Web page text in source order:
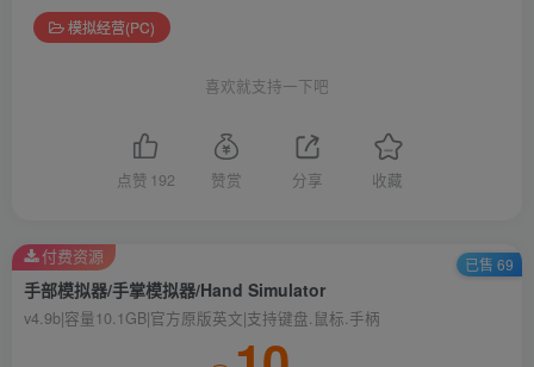
模拟经营(PC)
喜欢就支持一下吧
点赞 192 赞赏 分享 收藏
手部模拟器/手掌模拟器/Hand Simulator
v4.9b|容量10.1GB|官方原版英文|支持键盘.鼠标.手柄
付费资源 已售 69